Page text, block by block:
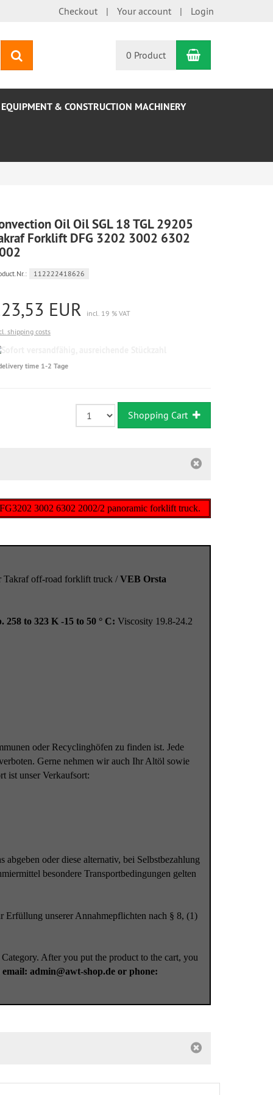
Checkout Your account Login
0 Product Shopping
& CONSTRUCTION MACHINERY
Oil Oil SGL 18 TGL 29205
Forklift DFG 3202 3002 6302
112222418626
EUR
incl. 19 % VAT
shipping costs
time 1-2 Tage
Shopping Cart
3002 6302 2002/2 panoramic forklift truck.
Takraf off-road forklift truck /VEB Orsta
258 to 323 K -15 to 50 ° C: Viscosity 19.8-24.2
oder Recyclinghöfen zu finden ist. Jede
Gerne nehmen wir auch Ihr Altöl sowie
ist unser Verkaufsort:
oder diese alternativ, bei Selbstbezahlung
besondere Transportbedingungen gelten
Erfüllung unserer Annahmepflichten nach § 8, (1)
After you put the product to the cart, you
email: admin@awt-shop.de or phone: